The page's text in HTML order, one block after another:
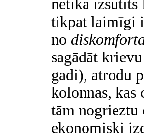
netika izsūtīts
tikpat laimīgi
no
sagādāt
gadi), atrodu
kolonnas, kas
tām nogrieztu
ekonomiski